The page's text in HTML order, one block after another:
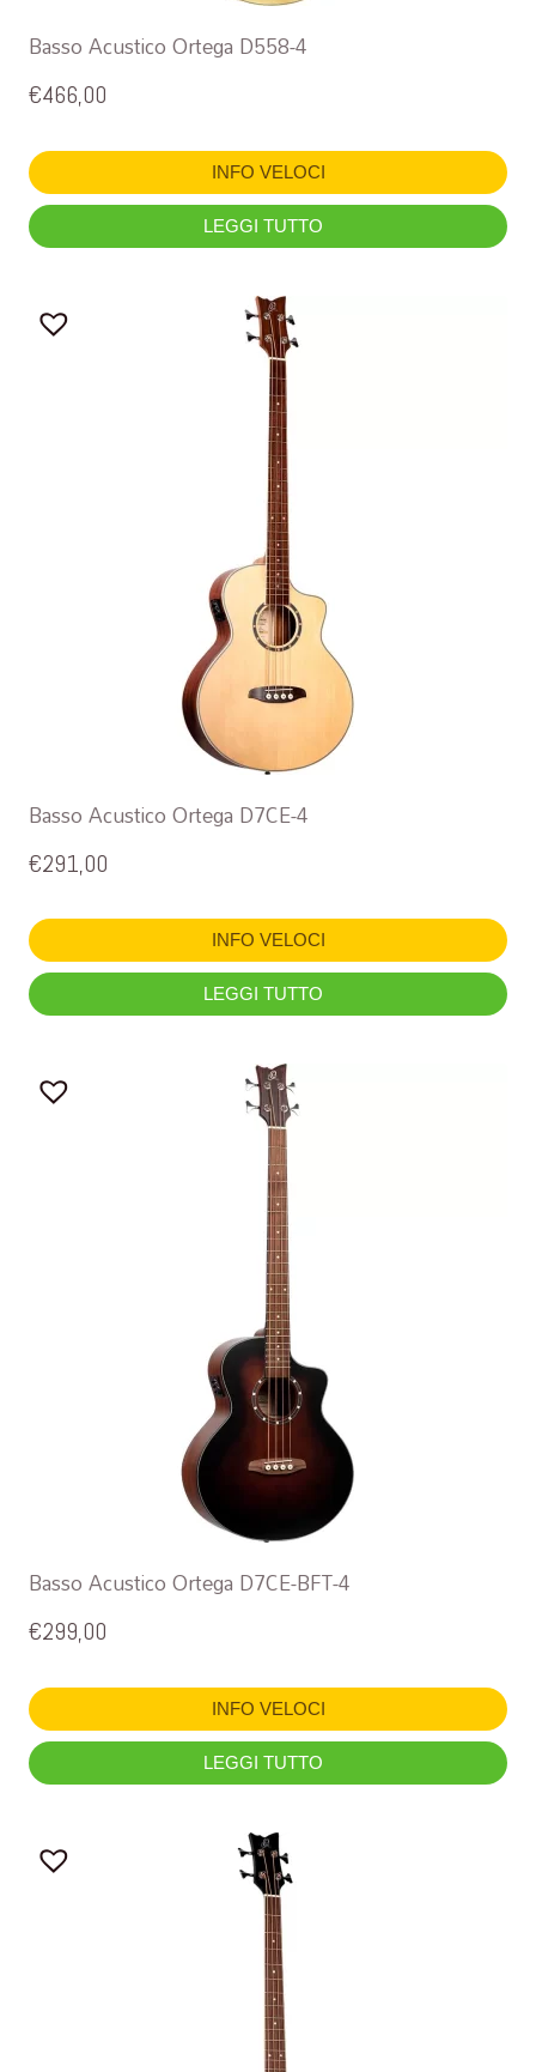
Basso Acustico Ortega D558-4
€466,00
INFO VELOCI
LEGGI TUTTO
Basso Acustico Ortega D7CE-4
€291,00
INFO VELOCI
LEGGI TUTTO
Basso Acustico Ortega D7CE-BFT-4
€299,00
INFO VELOCI
LEGGI TUTTO